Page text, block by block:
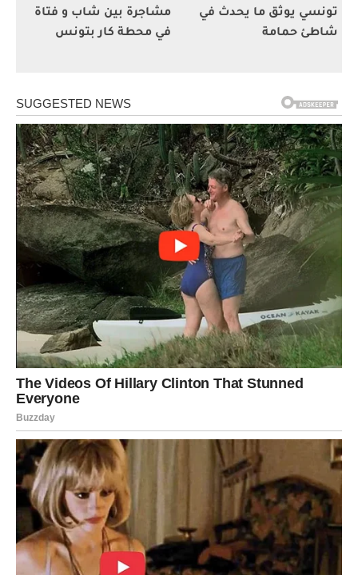
تونسي يوثق ما يحدث في
شاطئ حمامة
مشاجرة بين شاب و فتاة
في محطة كار بتونس